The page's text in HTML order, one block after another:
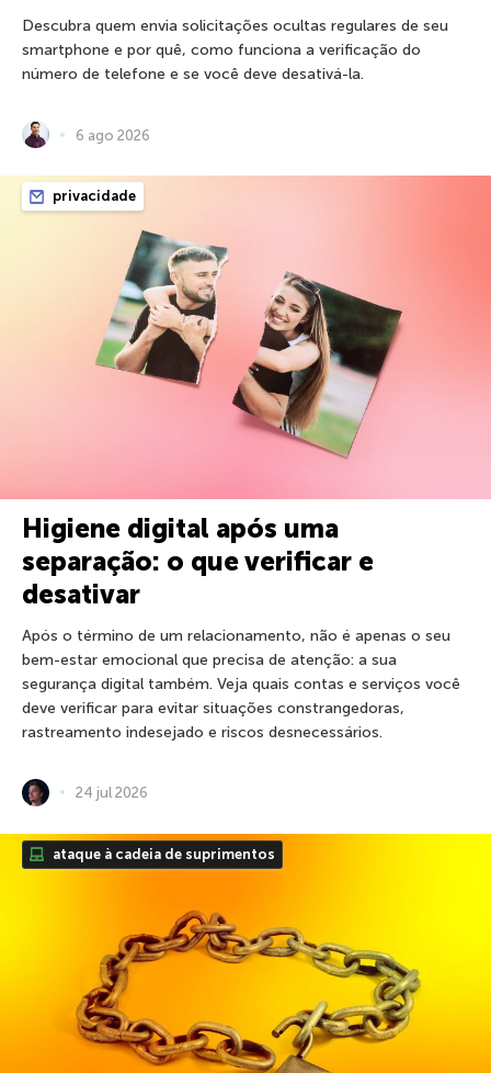
Descubra quem envia solicitações ocultas regulares de seu
smartphone e por quê, como funciona a verificação do
número de telefone e se você deve desativá-la.
6 ago 2026
privacidade
Higiene digital após uma
separação: o que verificar e
desativar
Após o término de um relacionamento, não é apenas o seu
bem-estar emocional que precisa de atenção: a sua
segurança digital também. Veja quais contas e serviços você
deve verificar para evitar situações constrangedoras,
rastreamento indesejado e riscos desnecessários.
24 jul 2026
ataque à cadeia de suprimentos